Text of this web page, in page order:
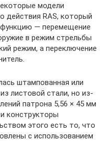
модели
действия RAS, который
— перемещение
в режим стрельбы
режим, а переключение
штампованная или
листовой стали, но из-
патрона 5,56 × 45 мм
конструкторы
этого есть то, что
с использованием